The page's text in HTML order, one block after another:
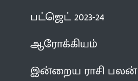
பட்ஜெட் 2023-24
ஆரோக்கியம்
இன்றைய ராசி பலன்